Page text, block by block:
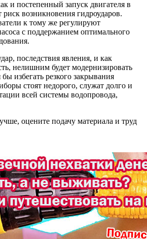
и постепенный запуск двигателя в
возникновения гидроударов.
к тому же регулируют
с поддержанием оптимального
последствия явления, и как
нелишним будет модернизировать
избегать резкого закрывания
стоят недорого, служат долго и
всей системы водопровода,
оцените подачу материала и труд